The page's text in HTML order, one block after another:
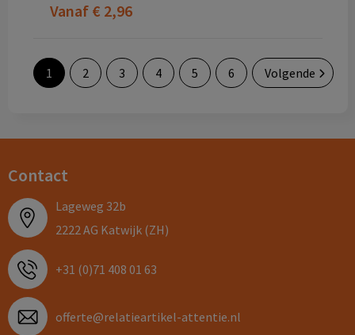
Vanaf € 2,96
1 2 3 4 5 6 Volgende
Contact
Lageweg 32b
2222 AG Katwijk (ZH)
+31 (0)71 408 01 63
offerte@relatieartikel-attentie.nl